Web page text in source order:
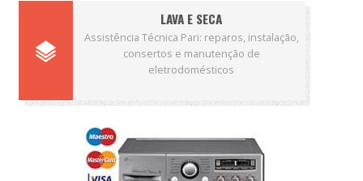
LAVA E SECA
Assistência Técnica Pari: reparos, instalação,
consertos e manutenção de
eletrodomésticos